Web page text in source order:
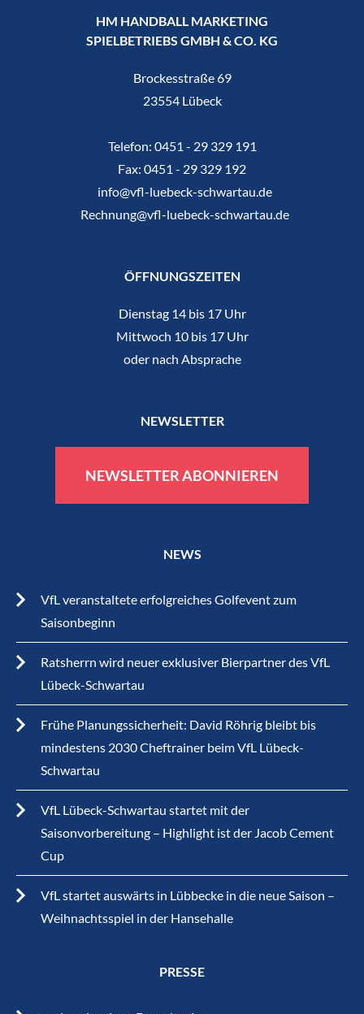
HM HANDBALL MARKETING
SPIELBETRIEBS GMBH & CO. KG
Brockesstraße 69
23554 Lübeck
Telefon: 0451 - 29 329 191
Fax: 0451 - 29 329 192
info@vfl-luebeck-schwartau.de
Rechnung@vfl-luebeck-schwartau.de
ÖFFNUNGSZEITEN
Dienstag 14 bis 17 Uhr
Mittwoch 10 bis 17 Uhr
oder nach Absprache
NEWSLETTER
NEWSLETTER ABONNIEREN
NEWS
VfL veranstaltete erfolgreiches Golfevent zum
Saisonbeginn
Ratsherrn wird neuer exklusiver Bierpartner des VfL
Lübeck-Schwartau
Frühe Planungssicherheit: David Röhrig bleibt bis
mindestens 2030 Cheftrainer beim VfL Lübeck-
Schwartau
VfL Lübeck-Schwartau startet mit der
Saisonvorbereitung – Highlight ist der Jacob Cement
Cup
VfL startet auswärts in Lübbecke in die neue Saison –
Weihnachtsspiel in der Hansehalle
PRESSE